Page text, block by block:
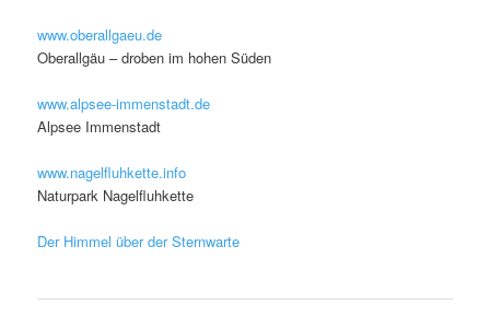
www.oberallgaeu.de
Oberallgäu – droben im hohen Süden
www.alpsee-immenstadt.de
Alpsee Immenstadt
www.nagelfluhkette.info
Naturpark Nagelfluhkette
Der Himmel über der Sternwarte